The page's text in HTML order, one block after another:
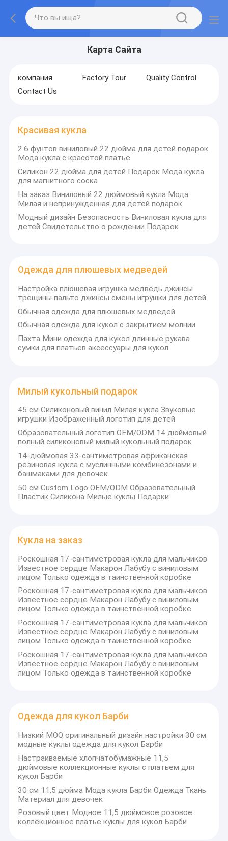
Карта Сайта
компания Factory Tour
Quality Control
Contact Us
Красивая кукла
2.6 фунтов виниловый 22 дюйма для детей подарок
Мода кукла с красотой платье
Силикон 22 дюйма для детей Подарок Мода кукла
для магнитного соска
На заказ Виниловый 22 дюймовый кукла Мода
Милая и непринужденная для детей подарок
Модный дизайн Безопасность Виниловая кукла для
детей Свидетельство о рождении Подарок
Одежда для плюшевых медведей
Настройка плюшевая игрушка медведь джинсы
трещины пальто джинсы смены игрушки для детей
Обычная одежда для плюшевых медведей
Обычная одежда для кукол с закрытием молнии
Пахта Мини одежда для кукол длинные рукава
сумки для платьев аксессуары для кукол
Милый кукольный подарок
45 см Силиконовый винил Милая кукла Звуковые
игрушки Изображенный логотип для детей
Образовательный логотип OEM/ODM 14 дюймовый
полный силиконовый милый кукольный подарок
14-дюймовая 33-сантиметровая африканская
резиновая кукла с муслинными комбинезонами и
башмаками для девочек
50 см Custom Logo OEM/ODM Образовательный
Пластик Силикона Милые куклы Подарки
Кукла на заказ
Роскошная 17-сантиметровая кукла для мальчиков
Известное сердце Макарон Лабубу с виниловым
лицом Только одежда в таинственной коробке
Роскошная 17-сантиметровая кукла для мальчиков
Известное сердце Макарон Лабубу с виниловым
лицом Только одежда в таинственной коробке
Роскошная 17-сантиметровая кукла для мальчиков
Известное сердце Макарон Лабубу с виниловым
лицом Только одежда в таинственной коробке
Роскошная 17-сантиметровая кукла для мальчиков
Известное сердце Макарон Лабубу с виниловым
лицом Только одежда в таинственной коробке
Одежда для кукол Барби
Низкий MOQ оригинальный дизайн настройки 30 см
модные куклы одежда для кукол Барби
Настраиваемые хлопчатобумажные 11,5
дюймовые коллекционные куклы с платьем для
кукол Барби
30 см 11,5 дюйма Мода кукла Барби Одежда Ткань
Материал для девочек
Розовый цвет Модное 11,5 дюймовое розовое
коллекционное платье куклы для кукол Барби